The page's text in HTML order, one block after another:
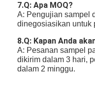
7.Q: Apa MOQ?
A: Pengujian sampel
dinegosiasikan untuk
8.Q: Kapan Anda
A: Pesanan sampel
dikirim dalam 3 hari,
dalam 2 minggu.